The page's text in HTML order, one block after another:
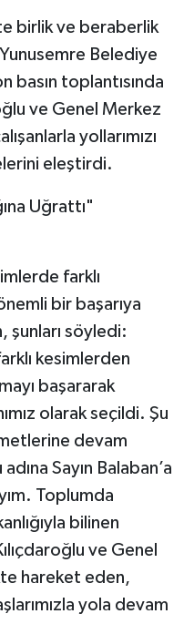
birlik ve beraberlik
Belediye
basın toplantısında
ve Genel Merkez
yollarımızı
eleştirdi.
Uğrattı"
farklı
bir başarıya
şunları söyledi:
kesimlerden
başararak
olarak seçildi. Şu
devam
Sayın Balaban’a
Toplumda
bilinen
ve Genel
hareket eden,
yola devam